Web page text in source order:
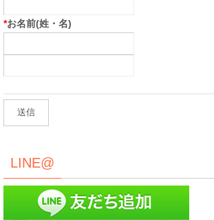
*お名前(姓・名)
LINE@